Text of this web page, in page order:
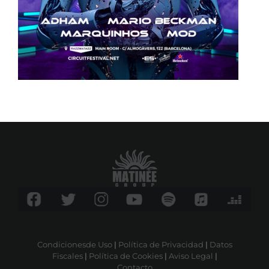
Condicionesde Uso| Política de Privacidad | Datos
Fiscales| Política de Cookies| Aviso Legal |